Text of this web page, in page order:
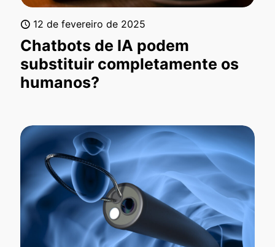
12 de fevereiro de 2025
Chatbots de IA podem
substituir completamente os
humanos?